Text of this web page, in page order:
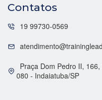
Contatos
19 99730-0569
Praça Dom Pedro II,
080 - Indaiatuba/SP